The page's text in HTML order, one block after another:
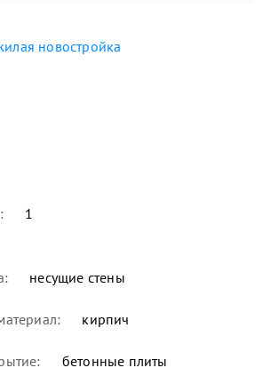
новостройка
1
несущие стены
кирпич
бетонные плиты